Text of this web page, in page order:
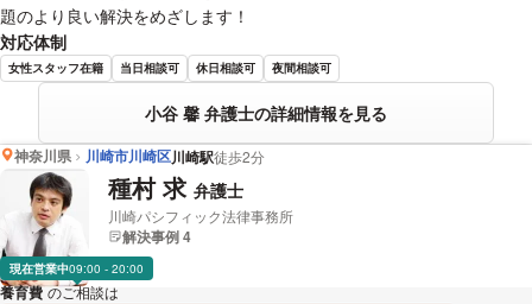
題のより良い解決をめざします！
対応体制
女性スタッフ在籍 当日相談可 休日相談可 夜間相談可
小谷 馨 弁護士の詳細情報を見る
神奈川県 川崎市川崎区川崎駅徒歩2分
種村 求 弁護士
川崎パシフィック法律事務所
解決事例 4
現在営業中09:00 - 20:00
養育費 のご相談は